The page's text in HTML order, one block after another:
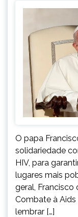
O papa
solidariedade
HIV, para
lugares mais
geral, Francisco
Combate à
lembrar […]